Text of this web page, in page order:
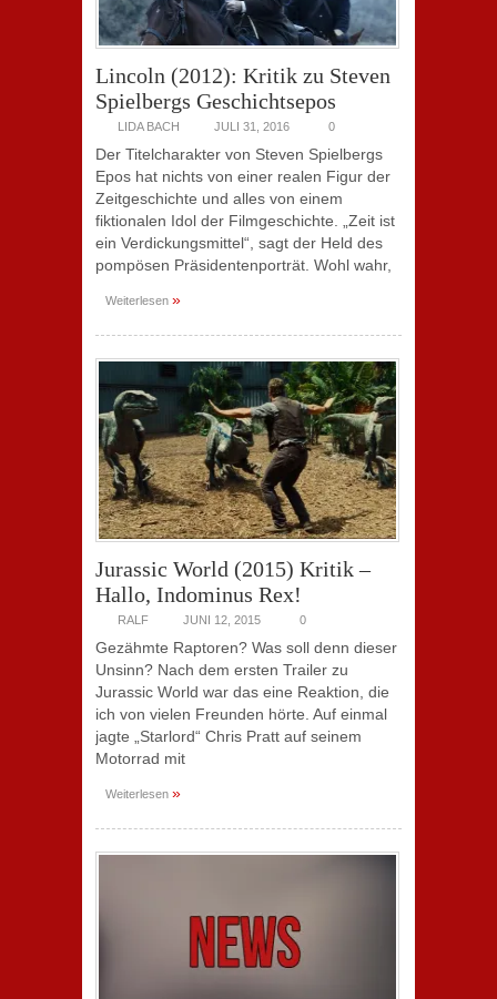
Lincoln (2012): Kritik zu Steven
Spielbergs Geschichtsepos
LIDA BACH JULI 31, 2016 0
Der Titelcharakter von Steven Spielbergs
Epos hat nichts von einer realen Figur der
Zeitgeschichte und alles von einem
fiktionalen Idol der Filmgeschichte. „Zeit ist
ein Verdickungsmittel“, sagt der Held des
pompösen Präsidentenporträt. Wohl wahr,
Weiterlesen »
Jurassic World (2015) Kritik –
Hallo, Indominus Rex!
RALF JUNI 12, 2015 0
Gezähmte Raptoren? Was soll denn dieser
Unsinn? Nach dem ersten Trailer zu
Jurassic World war das eine Reaktion, die
ich von vielen Freunden hörte. Auf einmal
jagte „Starlord“ Chris Pratt auf seinem
Motorrad mit
Weiterlesen »